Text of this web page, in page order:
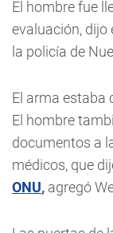
El hombre fue
evaluación, dijo
la policía de
El arma estaba
El hombre
documentos a
médicos, que
ONU, agregó